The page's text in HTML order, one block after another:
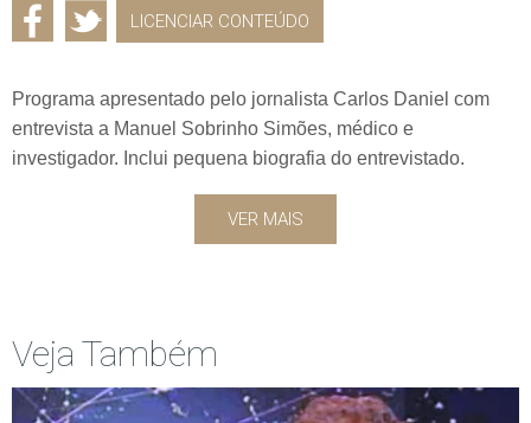
LICENCIAR CONTEÚDO
Programa apresentado pelo jornalista Carlos Daniel com
entrevista a Manuel Sobrinho Simões, médico e
investigador. Inclui pequena biografia do entrevistado.
VER MAIS
Veja Também